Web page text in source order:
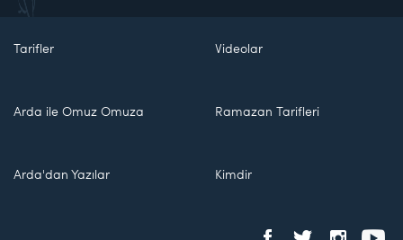
Tarifler Videolar
Arda ile Omuz Omuza Ramazan Tarifleri
Arda'dan Yazılar Kimdir